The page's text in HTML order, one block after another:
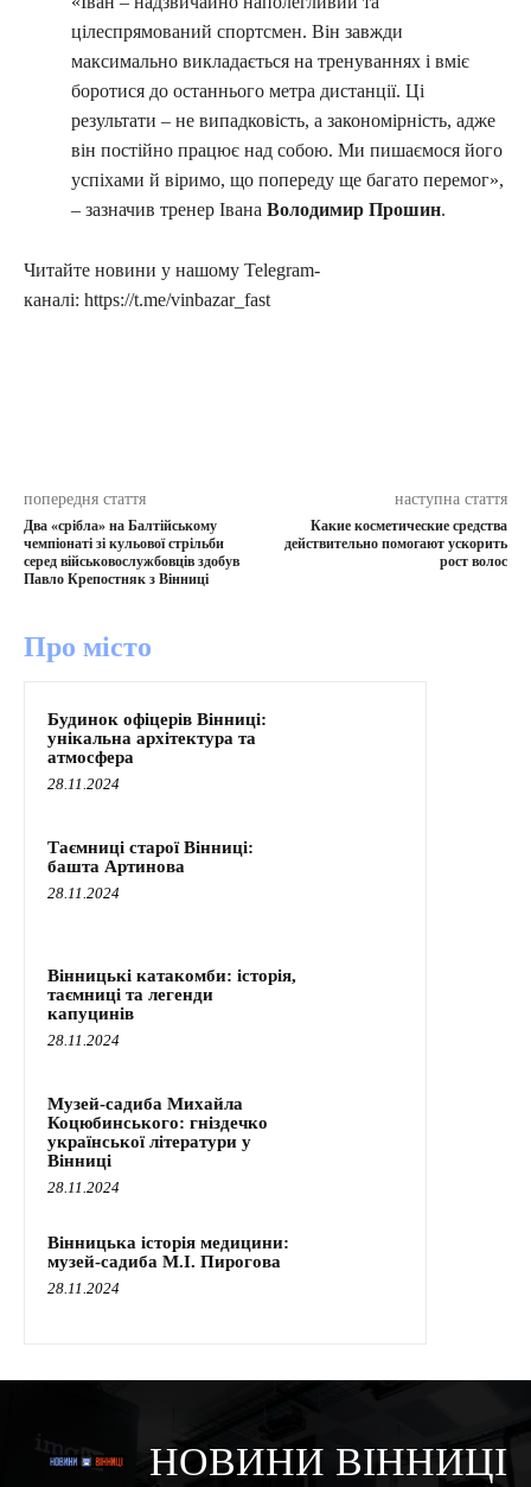
цілеспрямований спортсмен. Він завжди
максимально викладається на тренуваннях і вміє
боротися до останнього метра дистанції. Ці
результати – не випадковість, а закономірність, адже
він постійно працює над собою. Ми пишаємося його
успіхами й віримо, що попереду ще багато перемог»,
– зазначив тренер Івана Володимир Прошин.
Читайте новини у нашому Telegram-
каналі: https://t.me/vinbazar_fast
попередня стаття
Два «срібла» на Балтійському
чемпіонаті зі кульової стрільби
серед військовослужбовців здобув
Павло Крепостняк з Вінниці
наступна стаття
Какие косметические средства
действительно помогают ускорить
рост волос
Про місто
Будинок офіцерів Вінниці:
унікальна архітектура та
атмосфера
28.11.2024
Таємниці старої Вінниці:
башта Артинова
28.11.2024
Вінницькі катакомби: історія,
таємниці та легенди
капуцинів
28.11.2024
Музей-садиба Михайла
Коцюбинського: гніздечко
української літератури у
Вінниці
28.11.2024
Вінницька історія медицини:
музей-садиба М.І. Пирогова
28.11.2024
НОВИНИ ВІННИЦІ